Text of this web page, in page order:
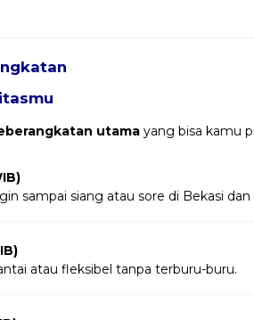
utama yang bisa kamu
sampai siang atau sore di Bekasi
atau fleksibel tanpa terburu-buru.